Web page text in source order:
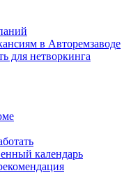
в Авторемзаводе
для нетворкинга
календарь